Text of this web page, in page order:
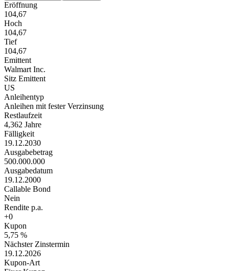
Eröffnung
104,67
Hoch
104,67
Tief
104,67
Emittent
Walmart Inc.
Sitz Emittent
US
Anleihentyp
Anleihen mit fester Verzinsung
Restlaufzeit
4,362 Jahre
Fälligkeit
19.12.2030
Ausgabebetrag
500.000.000
Ausgabedatum
19.12.2000
Callable Bond
Nein
Rendite p.a.
+0
Kupon
5,75 %
Nächster Zinstermin
19.12.2026
Kupon-Art